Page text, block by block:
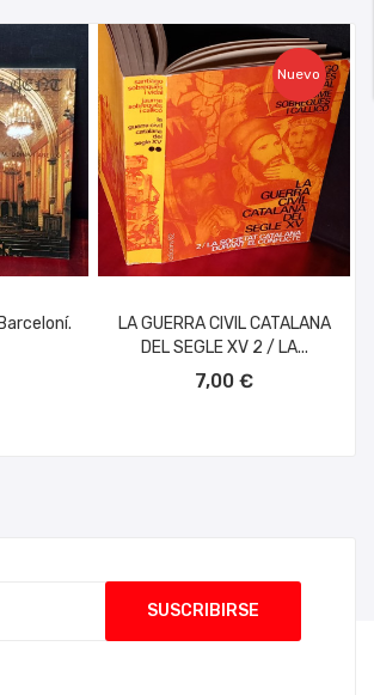
Nuevo
LA GUERRA CIVIL CATALANA
DEL SEGLE XV 2 / LA...
7,00 €